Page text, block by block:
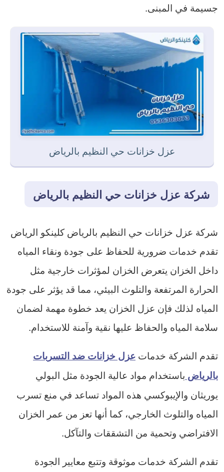
جسيمة في المبنى.
عزل خزانات حي النظيم بالرياض
شركة عزل خزانات حي النظيم بالرياض
شركة عزل خزانات حي النظيم بالرياض كلينكو الرياض
تقدم خدمات ضرورية للحفاظ على جودة ونقاء المياه
داخل الخزان يتعرض الخزان لمؤثرات خارجية مثل
الحرارة المرتفعة والتلوث البيئي، مما قد يؤثر على جودة
المياه لذلك فإن عزل الخزان يعد خطوة مهمة لضمان
سلامة المياه والحفاظ عليها نقية وآمنة للاستخدام.
تقدم الشركة خدمات عزل خزانات ضد التسربات
بالرياض باستخدام مواد عالية الجودة مثل البولي
يوريثان والإيبوكسي هذه المواد تساعد في منع تسرب
المياه والتلوث الخارجي، كما أنها تعز من عمر الخزان
الافتراضي وتحمية من التشققات والتآكل.
تقدم الشركة خدمات موثوقة وتتبع معايير الجودة